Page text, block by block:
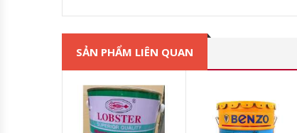
SẢN PHẨM LIÊN QUAN